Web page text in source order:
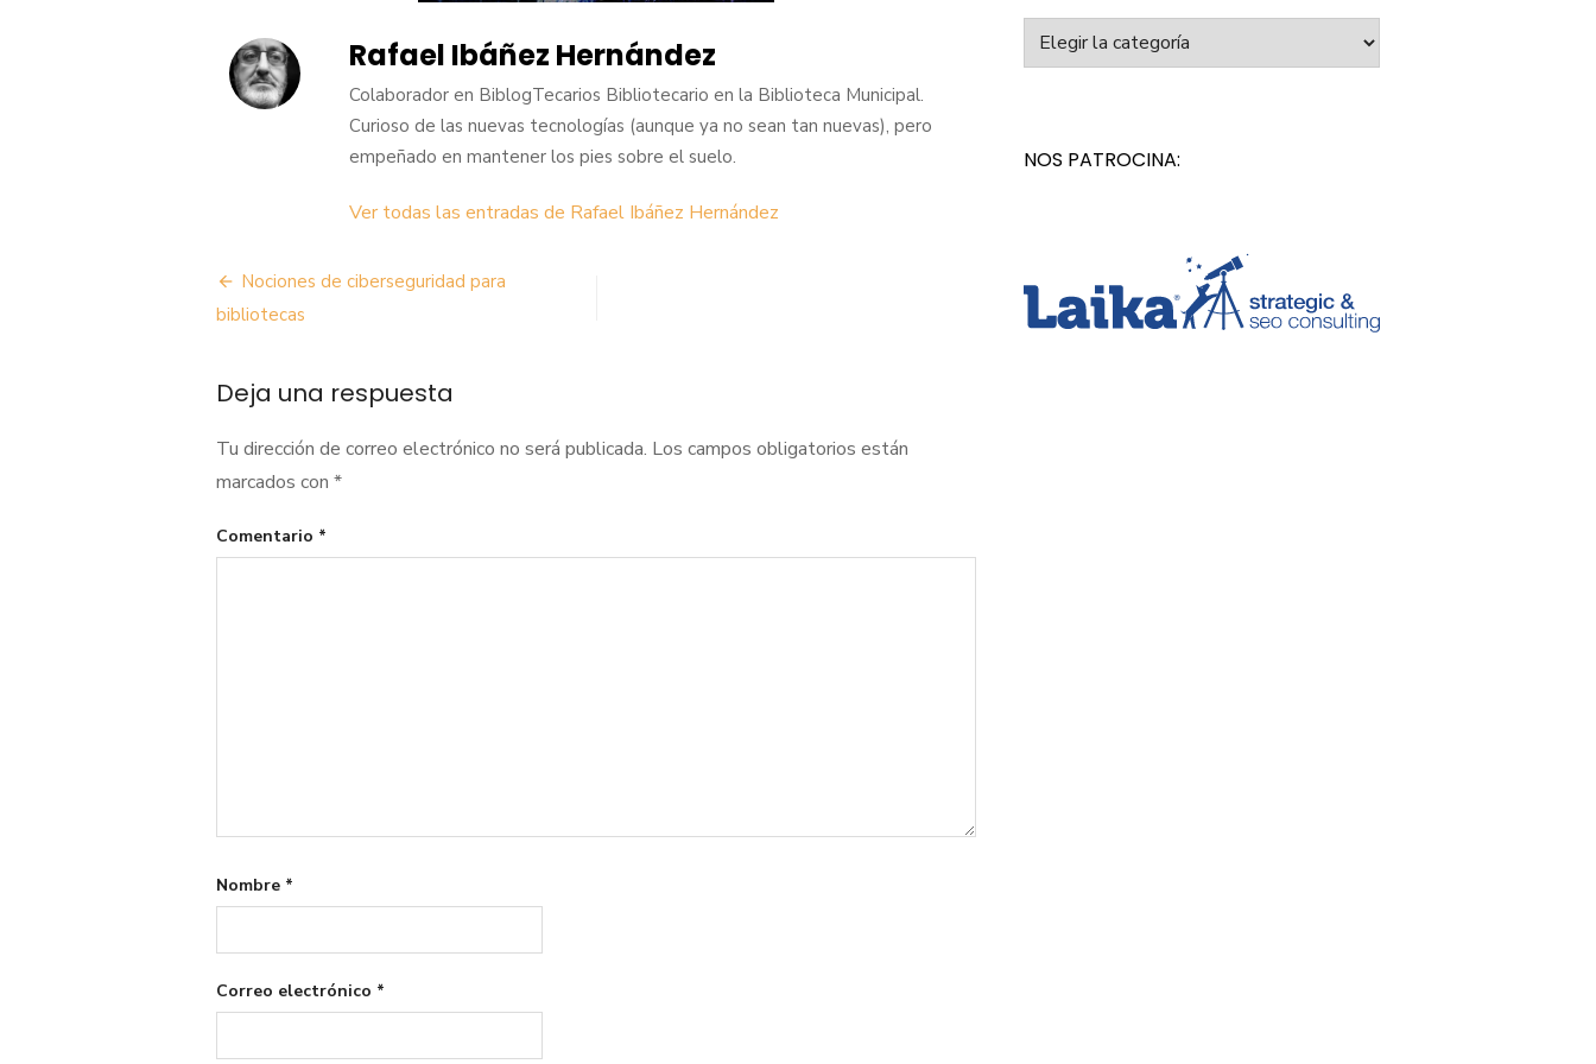
Rafael Ibáñez Hernández
Colaborador en BiblogTecarios Bibliotecario en la Biblioteca Municipal.
Curioso de las nuevas tecnologías (aunque ya no sean tan nuevas), pero
empeñado en mantener los pies sobre el suelo.
Ver todas las entradas de Rafael Ibáñez Hernández
Navegación
de
Nociones de ciberseguridad para
bibliotecas
Deja una respuesta
Tu dirección de correo electrónico no será publicada. Los campos obligatorios están
marcados con *
Comentario *
Nombre *
Correo electrónico *
NOS PATROCINA: